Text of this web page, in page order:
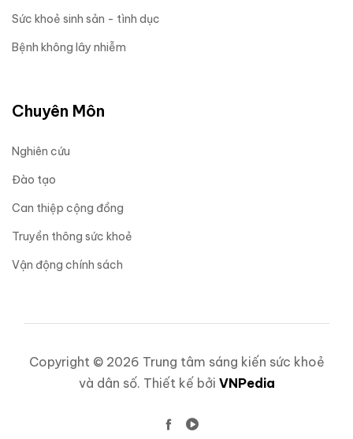
Sức khoẻ sinh sản - tình dục
Bệnh không lây nhiễm
Chuyên Môn
Nghiên cứu
Đào tạo
Can thiệp cộng đồng
Truyền thông sức khoẻ
Vận động chính sách
Copyright © 2026 Trung tâm sáng kiến sức khoẻ
và dân số. Thiết kế bởi VNPedia